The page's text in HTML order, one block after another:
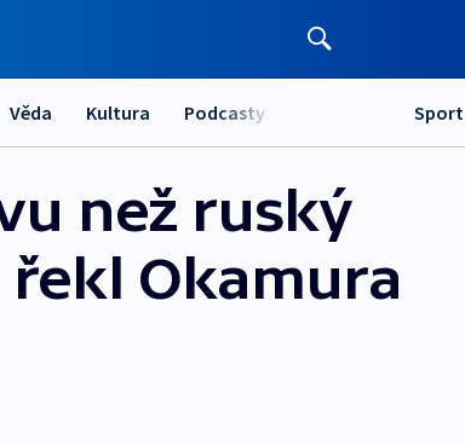
Věda Kultura Podcasty Sport
než ruský
Okamura